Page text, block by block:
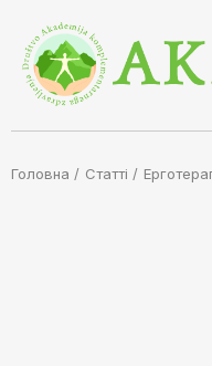
Головна / Статті /